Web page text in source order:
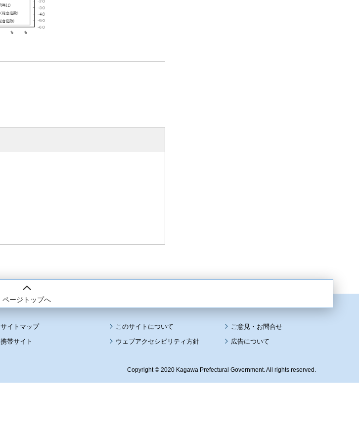
ページトップへ
サイトマップ
このサイトについて
携帯サイト
ウェブアクセシビリティ方針 広告について
Copyright © 2020 Kagawa Prefectural Government. All rights reserved.